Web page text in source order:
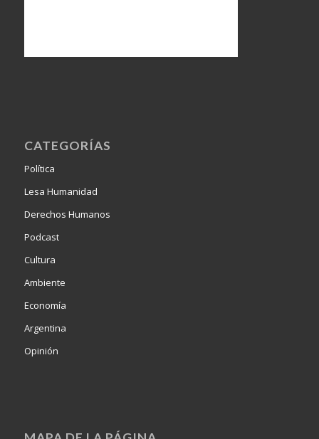
CATEGORÍAS
Política
Lesa Humanidad
Derechos Humanos
Podcast
Cultura
Ambiente
Economía
Argentina
Opinión